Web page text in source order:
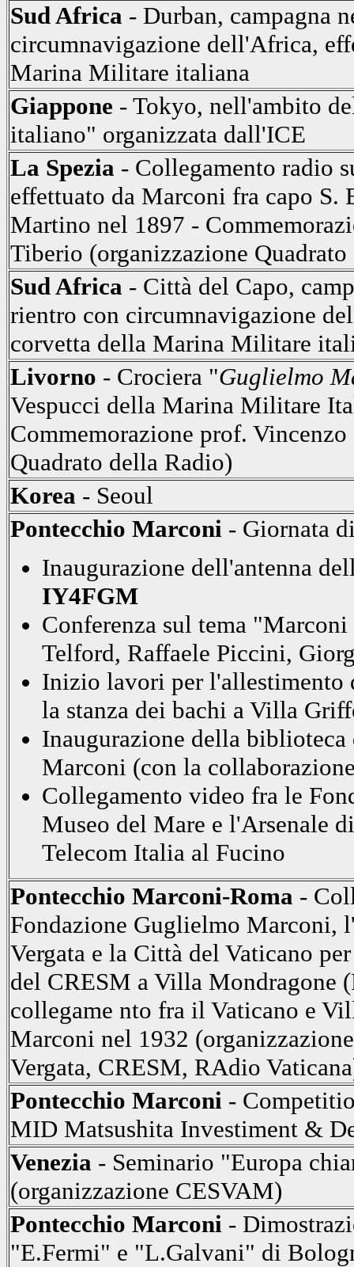
Sud Africa - Durban, campagna
circumnavigazione dell'Africa,
Marina Militare italiana
Giappone - Tokyo, nell'ambito
italiano" organizzata dall'ICE
La Spezia - Collegamento radio
effettuato da Marconi fra capo S.
Martino nel 1897 -
Tiberio (organizzazione
Sud Africa - Città del Capo,
rientro con circumnavigazione
corvetta della Marina Militare
Livorno - Crociera "Guglielmo
Vespucci della Marina Militare
Commemorazione prof.
Quadrato della Radio)
Korea - Seoul
Pontecchio Marconi - Giornata
Inaugurazione dell'antenna
IY4FGM
Conferenza sul tema
Telford, Raffaele Piccini,
Inizio lavori per l'allestimento
la stanza dei bachi a Villa
Inaugurazione della
Marconi (con la
Collegamento video fra le
Museo del Mare e l'Arsenale
Telecom Italia al Fucino
Pontecchio Marconi-Roma -
Fondazione Guglielmo Marconi,
Vergata e la Città del Vaticano
del CRESM a Villa Mondragone
collegame nto fra il Vaticano e
Marconi nel 1932
Vergata, CRESM, RAdio
Pontecchio Marconi -
MID Matsushita Investiment &
Venezia - Seminario "Europa
(organizzazione CESVAM)
Pontecchio Marconi -
"E.Fermi" e "L.Galvani" di